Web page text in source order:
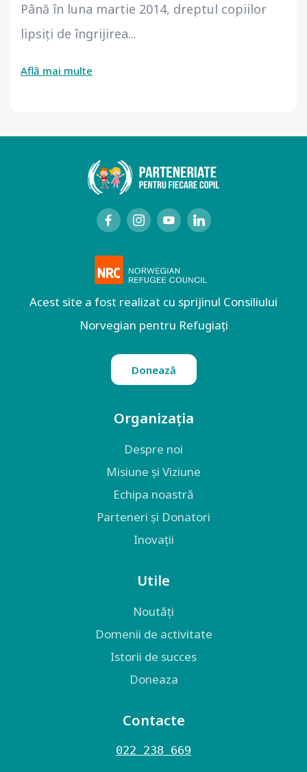
Până în luna martie 2014, dreptul copiilor
lipsiţi de îngrijirea...
Află mai multe
Acest site a fost realizat cu sprijinul Consiliului
Norvegian pentru Refugiați
Donează
Organizația
Despre noi
Misiune și Viziune
Echipa noastră
Parteneri și Donatori
Inovații
Utile
Noutăți
Domenii de activitate
Istorii de succes
Doneaza
Contacte
022 238 669